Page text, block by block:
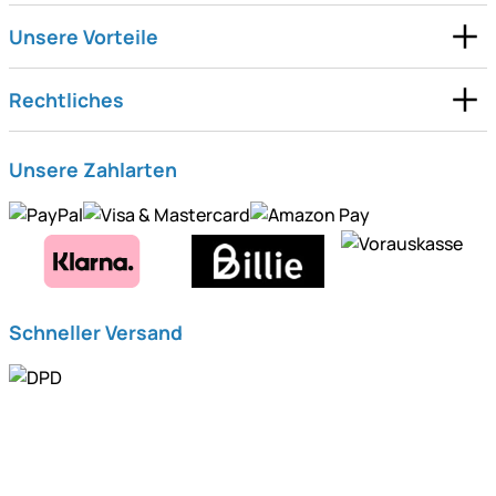
Unsere Vorteile
Rechtliches
Unsere Zahlarten
Schneller Versand